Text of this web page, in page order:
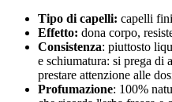
Tipo di capelli: capelli
Effetto: dona corpo,
Consistenza: piuttosto
e schiumatura: si prega di
prestare attenzione alle
Profumazione: 100%